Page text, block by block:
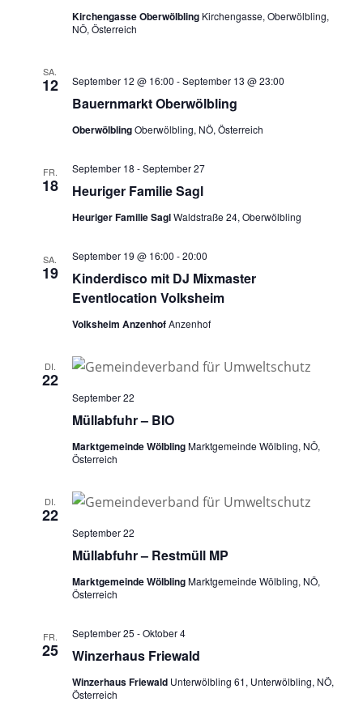
Kirchengasse Oberwölbling Kirchengasse, Oberwölbling,
NÖ, Österreich
SA.
12
Bauernmarkt Oberwölbling
September 12 @ 16:00 -September 13 @ 23:00
OberwölblingOberwölbling, NÖ, Österreich
FR.
18 Heuriger Familie Sagl
September 18 -September 27
Heuriger Familie SaglWaldstraße 24, Oberwölbling
SA.
19
Kinderdisco mit DJ Mixmaster
Eventlocation Volksheim
September 19 @ 16:00 -20:00
Volksheim AnzenhofAnzenhof
DI.
22
Müllabfuhr – BIO
September 22
Marktgemeinde WölblingMarktgemeinde Wölbling, NÖ,
Österreich
DI.
22
Müllabfuhr – Restmüll MP
September 22
Marktgemeinde WölblingMarktgemeinde Wölbling, NÖ,
Österreich
FR.
25 Winzerhaus Friewald
September 25 -Oktober 4
Winzerhaus Friewald Unterwölbling 61, Unterwölbling, NÖ,
Österreich